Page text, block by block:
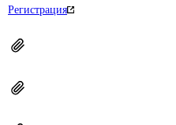
Регистрация